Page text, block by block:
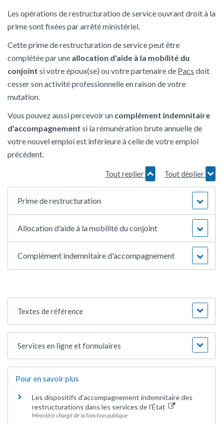
Les opérations de restructuration de service ouvrant droit à la
prime sont fixées par arrêté ministériel.
Cette prime de restructuration de service peut être
complétée par une allocation d'aide à la mobilité du
conjoint si votre époux(se) ou votre partenaire de Pacs doit
cesser son activité professionnelle en raison de votre
mutation.
Vous pouvez aussi percevoir un complément indemnitaire
d'accompagnement si la rémunération brute annuelle de
votre nouvel emploi est inférieure à celle de votre emploi
précédent.
Tout replier Tout déplier
Prime de restructuration
Allocation d'aide à la mobilité du conjoint
Complément indemnitaire d'accompagnement
Textes de référence
Services en ligne et formulaires
Pour en savoir plus
Les dispositifs d'accompagnement indemnitaire des
restructurations dans les services de l'État
Ministère chargé de la fonction publique